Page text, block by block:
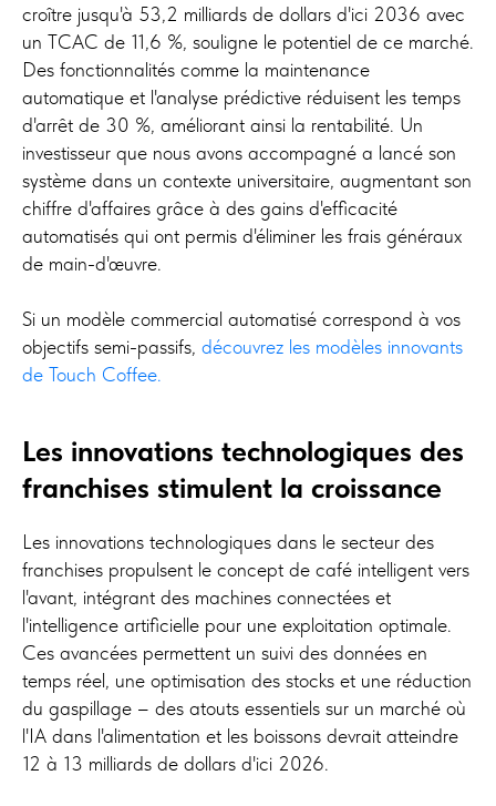
croître jusqu'à 53,2 milliards de dollars d'ici 2036 avec
un TCAC de 11,6 %, souligne le potentiel de ce marché.
Des fonctionnalités comme la maintenance
automatique et l'analyse prédictive réduisent les temps
d'arrêt de 30 %, améliorant ainsi la rentabilité. Un
investisseur que nous avons accompagné a lancé son
système dans un contexte universitaire, augmentant son
chiffre d'affaires grâce à des gains d'efficacité
automatisés qui ont permis d'éliminer les frais généraux
de main-d'œuvre.
Si un modèle commercial automatisé correspond à vos
objectifs semi-passifs, découvrez les modèles innovants
de Touch Coffee.
Les innovations technologiques des
franchises stimulent la croissance
Les innovations technologiques dans le secteur des
franchises propulsent le concept de café intelligent vers
l'avant, intégrant des machines connectées et
l'intelligence artificielle pour une exploitation optimale.
Ces avancées permettent un suivi des données en
temps réel, une optimisation des stocks et une réduction
du gaspillage – des atouts essentiels sur un marché où
l'IA dans l'alimentation et les boissons devrait atteindre
12 à 13 milliards de dollars d'ici 2026.